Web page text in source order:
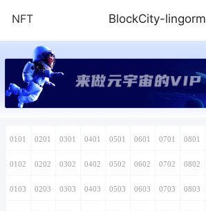
NFT BlockCity-lingorm
来做元宇宙的VIP
0101 0201 0301 0401 0501 0601 0701 0801
0102 0202 0302 0402 0502 0602 0702 0802
0103 0203 0303 0403 0503 0603 0703 0803